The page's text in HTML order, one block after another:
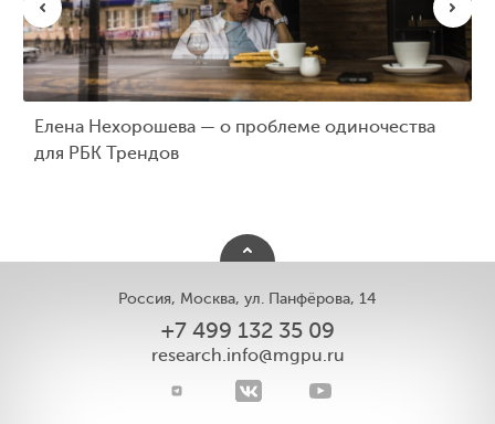
Елена Нехорошева — о проблеме одиночества
для РБК Трендов
Россия, Москва, ул. Панфёрова, 14
+7 499 132 35 09
research.info@mgpu.ru